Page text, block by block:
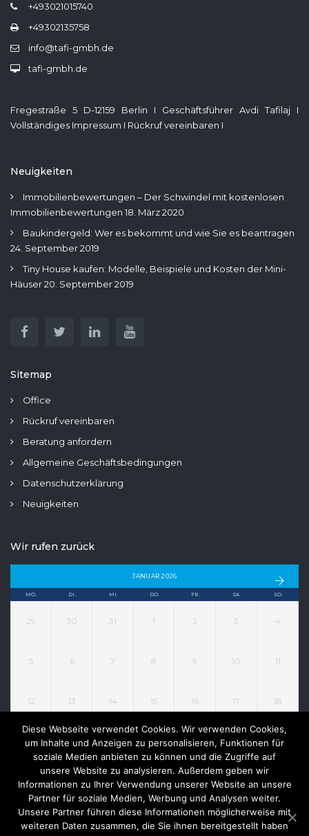
+493021015740
+49302135758
info@tafi-gmbh.de
tafi-gmbh.de
Fregestraße 5 D-12159 Berlin I Geschäftsführer Avdi Tafilaj I
Vollständiges Impressum I Rückruf vereinbaren I
Neuigkeiten
Immobilienbewertungen – Der Schwindel mit kostenlosen
Immobilienbewertungen 18. März 2020
Baukindergeld: Wer es bekommt und wie Sie es beantragen
24. September 2019
Tiny House kaufen: Modelle, Beispiele und Kosten der Mini-
Häuser20. September 2019
Sitemap
Office
Rückruf vereinbaren
Beratung anfordern
Allgemeine Geschäftsbedingungen
Datenschutzerklärung
Neuigkeiten
Wir rufen zurück
JANUAR 2026
MO. DI. MI. DO. FR. SA. SO.
29 30 31 1 2 3 4
5 6 7 8 9 10 11
12 13 14 15 16 17 18
19 20 21 22 23 24 25
26 27 28 29 30 31 1
Diese Webseite verwendet Cookies. Wir verwenden Cookies,
um Inhalte und Anzeigen zu personalisieren, Funktionen für
soziale Medien anbieten zu können und die Zugriffe auf
unsere Website zu analysieren. Außerdem geben wir
Informationen zu Ihrer Verwendung unserer Website an unsere
Partner für soziale Medien, Werbung und Analysen weiter.
Unsere Partner führen diese Informationen möglicherweise mit
weiteren Daten zusammen, die Sie ihnen bereitgestellt haben